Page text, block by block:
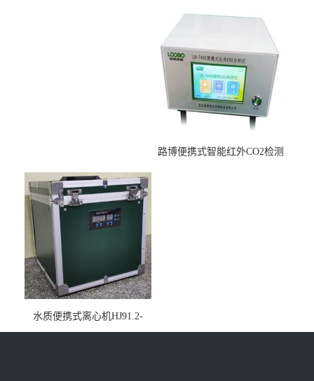
路博便携式智能红外CO2检测
水质便携式离心机HJ91.2-
2022地表水总磷监测内置有